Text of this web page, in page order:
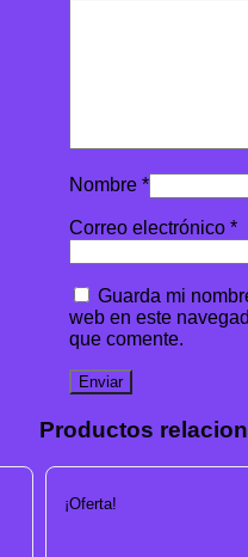
Nombre *
Correo electrónico *
Guarda mi
web en este
que comente.
Productos
¡Oferta!